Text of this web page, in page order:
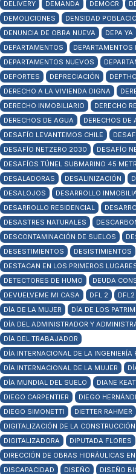
DELIVERY DEMANDA DEMOCR
DEMOLICIONES
DENSIDAD
DENUNCIA DE OBRA NUEVA
DEPA YA
DEPARTAMENTOS
DEPARTAMENTOS
DEPARTAMENTOS NUEVOS
DEPORTES
DEPRECIACIÓN
DERECHO A LA VIVIENDA DIGNA
DERECHO INMOBILIARIO
DERECHO
DERECHOS DE AGUA
DERECHOS DE
DESAFÍO LEVANTEMOS CHILE
DESAFÍO NETZERO 2030
DESAFÍO
DESAFÍOS TÚNEL SUBMARINO 45
DESALADORAS
DESALINIZACIÓN
DESALOJOS
DESARROLLO
DESARROLLO RESIDENCIAL
DESASTRES NATURALES
DESCONTAMINACIÓN DE SUELOS
DESESTIMIENTOS
DESISTIMIENTOS
DESTACAN EN LOS PRIMEROS
DETECTORES DE HUMO
DEUDA
DEVUELVEME MI CASA
DFL 2 DFL2
DÍA DE LA MUJER
DÍA DE LOS
DÍA DEL ADMINISTRADOR Y
DÍA DEL TRABAJADOR
DÍA INTERNACIONAL DE LA
DÍA INTERNACIONAL DE LA MUJER
DÍA MUNDIAL DEL SUELO
DIANE
DIEGO CARPENTIER
DIEGO
DIEGO SIMONETTI
DIETTER RAHMER
DIGITALIZACIÓN DE LA CONSTRUCCIÓN
DIGITALIZADORA
DIPUTADA FLORES
DIRECCIÓN DE OBRAS HIDRÁULICAS
DISCAPACIDAD
DISEÑO DISEÑO